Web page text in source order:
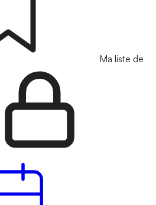
Ma liste de